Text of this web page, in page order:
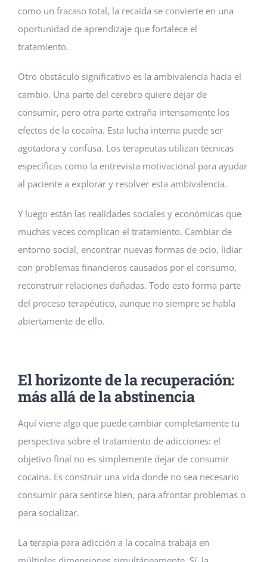
como un fracaso total, la recaída se convierte en una
oportunidad de aprendizaje que fortalece el
tratamiento.
Otro obstáculo significativo es la ambivalencia hacia el
cambio. Una parte del cerebro quiere dejar de
consumir, pero otra parte extraña intensamente los
efectos de la cocaína. Esta lucha interna puede ser
agotadora y confusa. Los terapeutas utilizan técnicas
específicas como la entrevista motivacional para ayudar
al paciente a explorar y resolver esta ambivalencia.
Y luego están las realidades sociales y económicas que
muchas veces complican el tratamiento. Cambiar de
entorno social, encontrar nuevas formas de ocio, lidiar
con problemas financieros causados por el consumo,
reconstruir relaciones dañadas. Todo esto forma parte
del proceso terapéutico, aunque no siempre se habla
abiertamente de ello.
El horizonte de la recuperación:
más allá de la abstinencia
Aquí viene algo que puede cambiar completamente tu
perspectiva sobre el tratamiento de adicciones: el
objetivo final no es simplemente dejar de consumir
cocaína. Es construir una vida donde no sea necesario
consumir para sentirse bien, para afrontar problemas o
para socializar.
La terapia para adicción a la cocaína trabaja en